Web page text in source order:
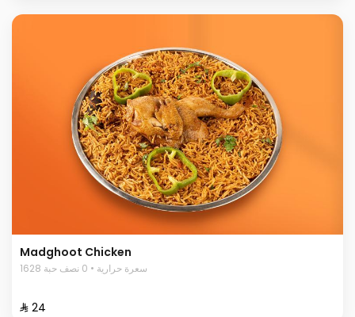
Madghoot Chicken
1628 سعرة حرارية • 0 نصف حبة
⁨⁦‪‬ 24⁩